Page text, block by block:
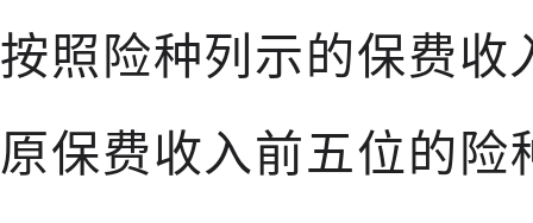
按照险种列示的保费收
原保费收入前五位的险